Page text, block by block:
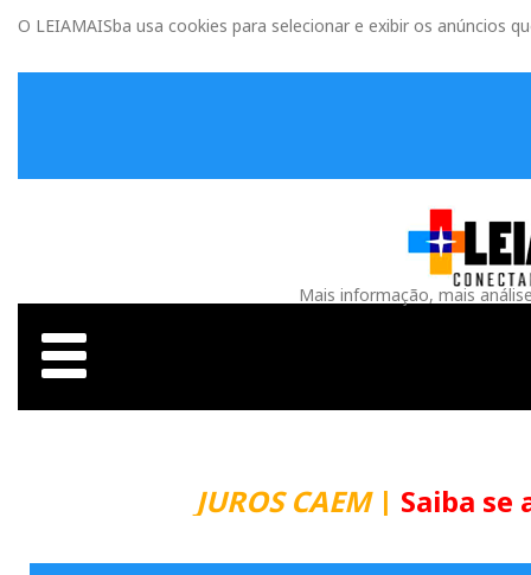
O LEIAMAISba usa cookies para selecionar e exibir os anúncios
Mais informação, mais
JUROS CAEM| Saiba se